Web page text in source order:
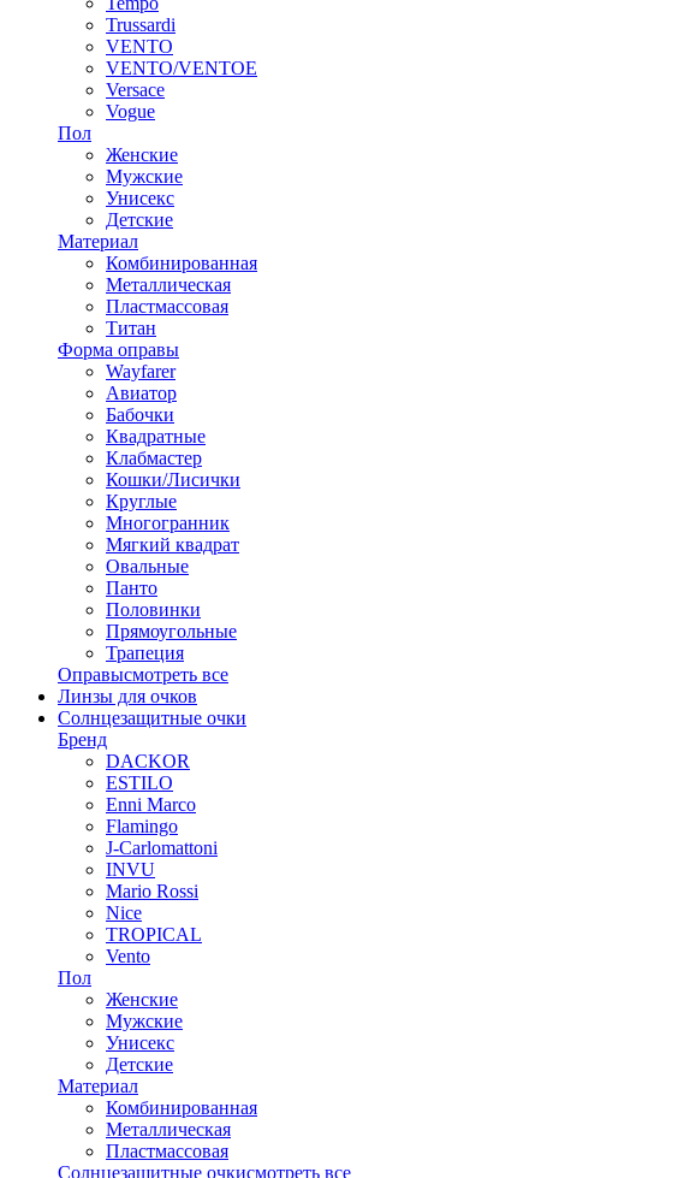
Trussardi
VENTO
VENTO/VENTOE
Versace
Vogue
Пол
Женские
Мужские
Унисекс
Детские
Материал
Комбинированная
Металлическая
Пластмассовая
Титан
Форма оправы
Wayfarer
Авиатор
Бабочки
Квадратные
Клабмастер
Кошки/Лисички
Круглые
Многогранник
Мягкий квадрат
Овальные
Панто
Половинки
Прямоугольные
Трапеция
Оправысмотреть все
Линзы для очков
Солнцезащитные очки
Бренд
DACKOR
ESTILO
Enni Marco
Flamingo
J-Carlomattoni
INVU
Mario Rossi
Nice
TROPICAL
Vento
Пол
Женские
Мужские
Унисекс
Детские
Материал
Комбинированная
Металлическая
Пластмассовая
Солнцезащитные очкисмотреть все